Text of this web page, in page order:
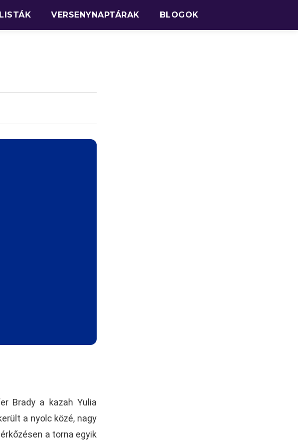
VERSENYNAPTÁRAK BLOGOK
Brady a kazah Yulia
a nyolc közé, nagy
a torna egyik